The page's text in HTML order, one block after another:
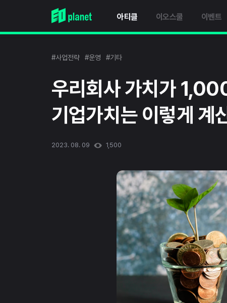
아티클 이오스쿨 이벤트
#사업전략 #운영 #기타
우리회사 가치가
기업가치는 이렇게 계
2023. 08. 09 1,500